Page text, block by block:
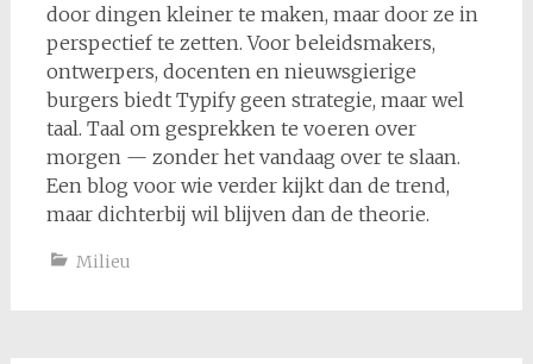
door dingen kleiner te maken, maar door ze in
perspectief te zetten. Voor beleidsmakers,
ontwerpers, docenten en nieuwsgierige
burgers biedt Typify geen strategie, maar wel
taal. Taal om gesprekken te voeren over
morgen — zonder het vandaag over te slaan.
Een blog voor wie verder kijkt dan de trend,
maar dichterbij wil blijven dan de theorie.
Milieu